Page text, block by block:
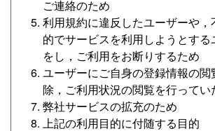
ご連絡のため
利用規約に違反したユーザーや，
的でサービスを利用しようとす
をし，ご利用をお断りするため
ユーザーにご自身の登録情報の閲
除，ご利用状況の閲覧を行ってい
弊社サービスの拡充のため
上記の利用目的に付随する目的